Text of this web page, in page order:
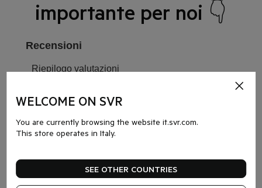
WELCOME ON SVR
You are currently browsing the website it.svr.com.
This store operates in Italy.
SEE OTHER COUNTRIES
importante per noi 👇